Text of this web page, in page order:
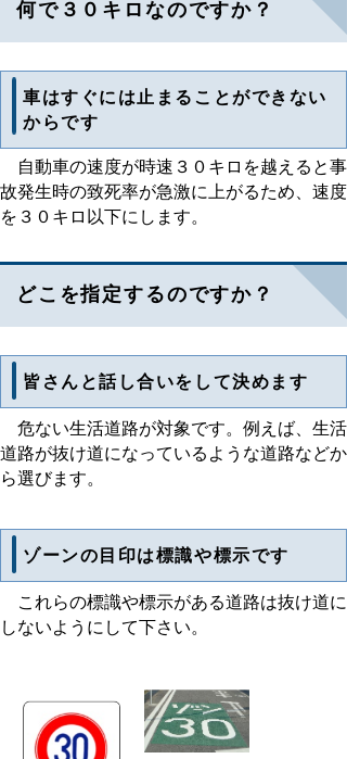
何で３０キロなのですか？
車はすぐには止まることができない
からです
自動車の速度が時速３０キロを越えると事
故発生時の致死率が急激に上がるため、速度
を３０キロ以下にします。
どこを指定するのですか？
皆さんと話し合いをして決めます
危ない生活道路が対象です。例えば、生活
道路が抜け道になっているような道路などか
ら選びます。
ゾーンの目印は標識や標示です
これらの標識や標示がある道路は抜け道に
しないようにして下さい。